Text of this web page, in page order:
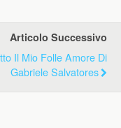
Articolo Successivo
Il Mio Folle Amore Di
Gabriele Salvatores